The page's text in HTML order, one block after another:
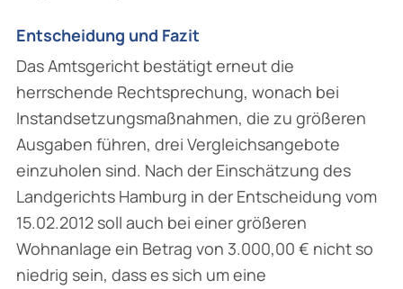
Entscheidung und Fazit
Das Amtsgericht bestätigt erneut die
herrschende Rechtsprechung, wonach bei
Instand­setzungsmaßnahmen, die zu größeren
Ausgaben führen, drei Vergleichsangebote
einzuholen sind. Nach der Einschätzung des
Landgerichts Hamburg in der Entscheidung vom
15.02.2012 soll auch bei einer größeren
Wohnanlage ein Betrag von 3.000,00 € nicht so
niedrig sein, dass es sich um eine